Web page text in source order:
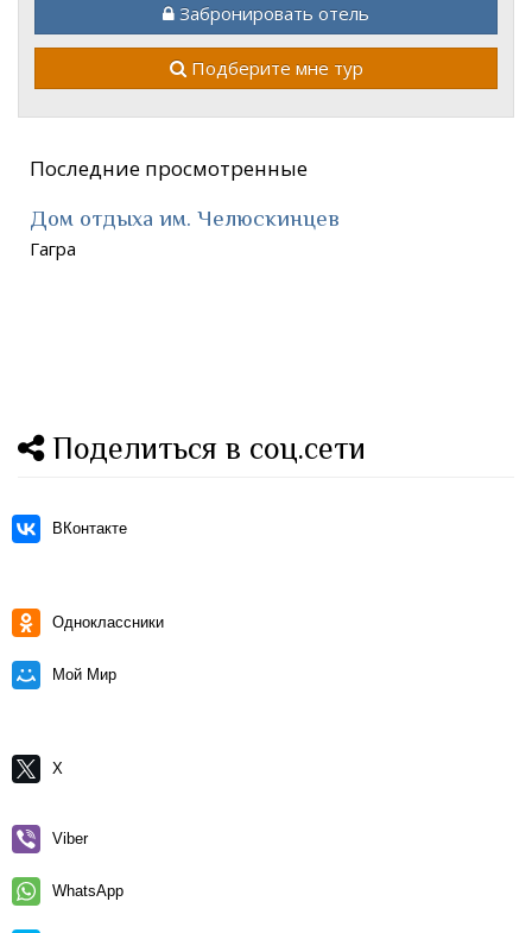
Забронировать отель
Подберите мне тур
Последние просмотренные
Дом отдыха им. Челюскинцев
Гагра
Поделиться в соц.сети
ВКонтакте
Одноклассники
Мой Мир
X
Viber
WhatsApp